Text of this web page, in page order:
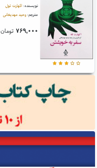
نویسنده: اکهارت تول
مترجم: وحید مهدیخانی
۷۶۹,۰۰۰ تومان